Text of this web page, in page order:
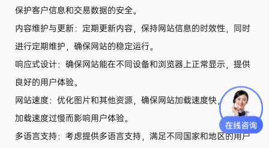
保护客户信息和交易数据的安全。
内容维护与更新：定期更新内容，保持网站信息的时效性，同时
进行定期维护，确保网站的稳定运行。
响应式设计：确保网站能在不同设备和浏览器上正常显示，提供
良好的用户体验。
网站速度：优化图片和其他资源，确保网站加载速度快，避免因
加载速度过慢而影响用户体验。
多语言支持：考虑提供多语言支持，满足不同国家和地区的用户